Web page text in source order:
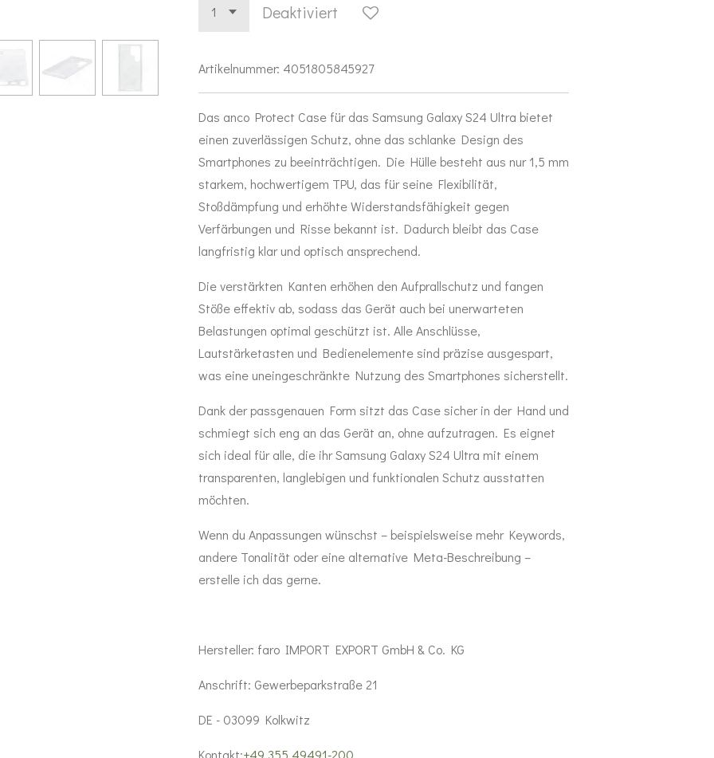
Deaktiviert
Artikelnummer: 4051805845927
Das anco Protect Case für das Samsung Galaxy S24 Ultra bietet
einen zuverlässigen Schutz, ohne das schlanke Design des
Smartphones zu beeinträchtigen. Die Hülle besteht aus nur 1,5 mm
starkem, hochwertigem TPU, das für seine Flexibilität,
Stoßdämpfung und erhöhte Widerstandsfähigkeit gegen
Verfärbungen und Risse bekannt ist. Dadurch bleibt das Case
langfristig klar und optisch ansprechend.
Die verstärkten Kanten erhöhen den Aufprallschutz und fangen
Stöße effektiv ab, sodass das Gerät auch bei unerwarteten
Belastungen optimal geschützt ist. Alle Anschlüsse,
Lautstärketasten und Bedienelemente sind präzise ausgespart,
was eine uneingeschränkte Nutzung des Smartphones sicherstellt.
Dank der passgenauen Form sitzt das Case sicher in der Hand und
schmiegt sich eng an das Gerät an, ohne aufzutragen. Es eignet
sich ideal für alle, die ihr Samsung Galaxy S24 Ultra mit einem
transparenten, langlebigen und funktionalen Schutz ausstatten
möchten.
Wenn du Anpassungen wünschst – beispielsweise mehr Keywords,
andere Tonalität oder eine alternative Meta-Beschreibung –
erstelle ich das gerne.
Hersteller: faro IMPORT EXPORT GmbH & Co. KG
Anschrift: Gewerbeparkstraße 21
DE - 03099 Kolkwitz
Kontakt:+49 355 49491-200